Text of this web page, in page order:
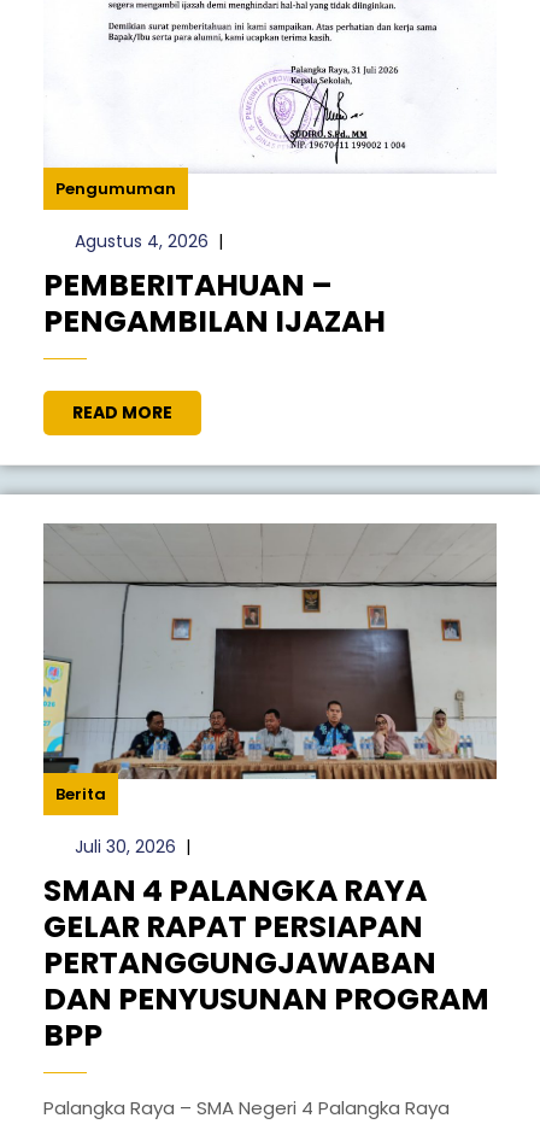
Pengumuman
Agustus 4, 2026Agustus
2026
|
PEMBERITAHUAN –
PENGAMBILAN IJAZAH
READ MORE
MORE
Berita
Juli 30, 2026Juli
2026
|
SMAN 4 PALANGKA RAYA
GELAR RAPAT PERSIAPAN
PERTANGGUNGJAWABAN
DAN PENYUSUNAN PROGRAM
BPPSMAN
PALANGKA
Palangka Raya – SMA Negeri 4 Palangka Raya